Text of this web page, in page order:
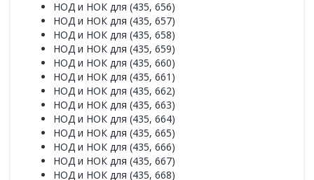
НОД и НОК для (435, 656)
НОД и НОК для (435, 657)
НОД и НОК для (435, 658)
НОД и НОК для (435, 659)
НОД и НОК для (435, 660)
НОД и НОК для (435, 661)
НОД и НОК для (435, 662)
НОД и НОК для (435, 663)
НОД и НОК для (435, 664)
НОД и НОК для (435, 665)
НОД и НОК для (435, 666)
НОД и НОК для (435, 667)
НОД и НОК для (435, 668)